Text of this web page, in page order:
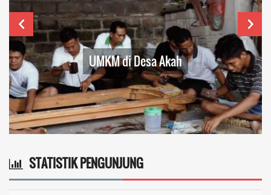
UMKM di Desa Akah
STATISTIK PENGUNJUNG